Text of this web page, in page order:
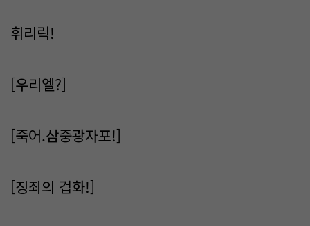
휘리릭!
[우리엘?]
[죽어.삼중광자포!]
[징죄의 겁화!]